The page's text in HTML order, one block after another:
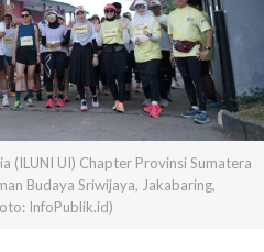
(ILUNI UI) Chapter Provinsi Sumatera
Budaya Sriwijaya, Jakabaring,
InfoPublik.id)